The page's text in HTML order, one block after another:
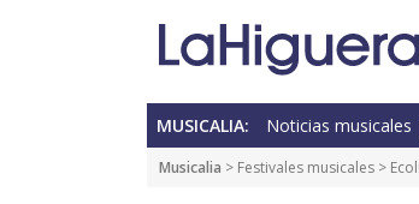
MUSICALIA: Noticias musicales
Musicalia > Festivales musicales >